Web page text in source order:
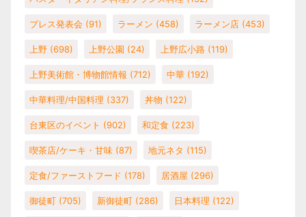
プレス発表会 (91) ラーメン (458) ラーメン店 (453)
上野 (698) 上野公園 (24) 上野広小路 (119)
上野美術館・博物館情報 (712) 中華 (192)
中華料理/中国料理 (337) 丼物 (122)
台東区のイベント (902) 和定食 (223)
喫茶店/ケーキ・甘味 (87) 地元ネタ (115)
定食/ファーストフード (178) 居酒屋 (296)
御徒町 (705) 新御徒町 (286) 日本料理 (122)